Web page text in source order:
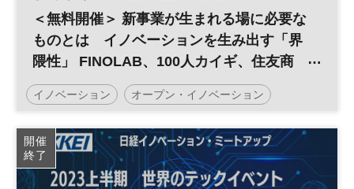
＜無料開催＞ 新事業が生まれる場に必要な
ものとは イノベーションを生み出す「界
隈性」 FINOLAB、100人カイギ、住友商
事のコミュニティプロデューサーが集結 新
規事業創出になぜコミュニティが必要なの
か ◆日経イノベーション・ミートアップ◆
イノベーション オープン・イノベーション
新規事業開発 日経イノベーション・ミートアップ
スタートアップ 新規事業 エコシステム
開催
終了